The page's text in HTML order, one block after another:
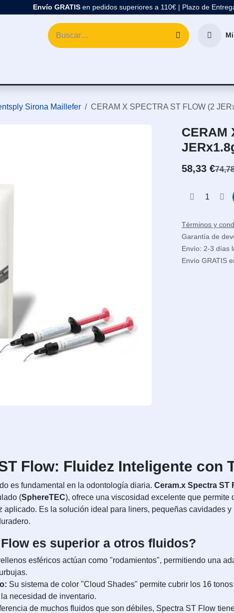
Envío GRATIS en pedidos superiores a 110€ | Plazo de
Sirona Maillefer CERAM X SPECTRA ST FLOW (2
CERAM
58,33 €
Términos y
Garantía de
Envío: 2-3 días
Envío GRATIS
Flow: Fluidez Inteligente con
es fundamental en la odontología diaria. Ceram.x Spectra ST
(SphereTEC), ofrece una viscosidad excelente que
aplicado. Es la solución ideal para liners, pequeñas cavidades
es superior a otros fluidos?
esféricos actúan como "rodamientos", permitiendo una
Su sistema de color "Cloud Shades" permite cubrir los 16
necesidad de inventario.
de muchos fluidos que son débiles, Spectra ST Flow